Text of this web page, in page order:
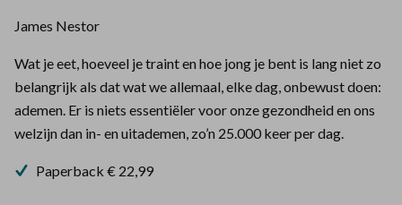
James Nestor
Wat je eet, hoeveel je traint en hoe jong je bent is lang niet zo
belangrijk als dat wat we allemaal, elke dag, onbewust doen:
ademen. Er is niets essentiëler voor onze gezondheid en ons
welzijn dan in- en uitademen, zo’n 25.000 keer per dag.
Paperback € 22,99